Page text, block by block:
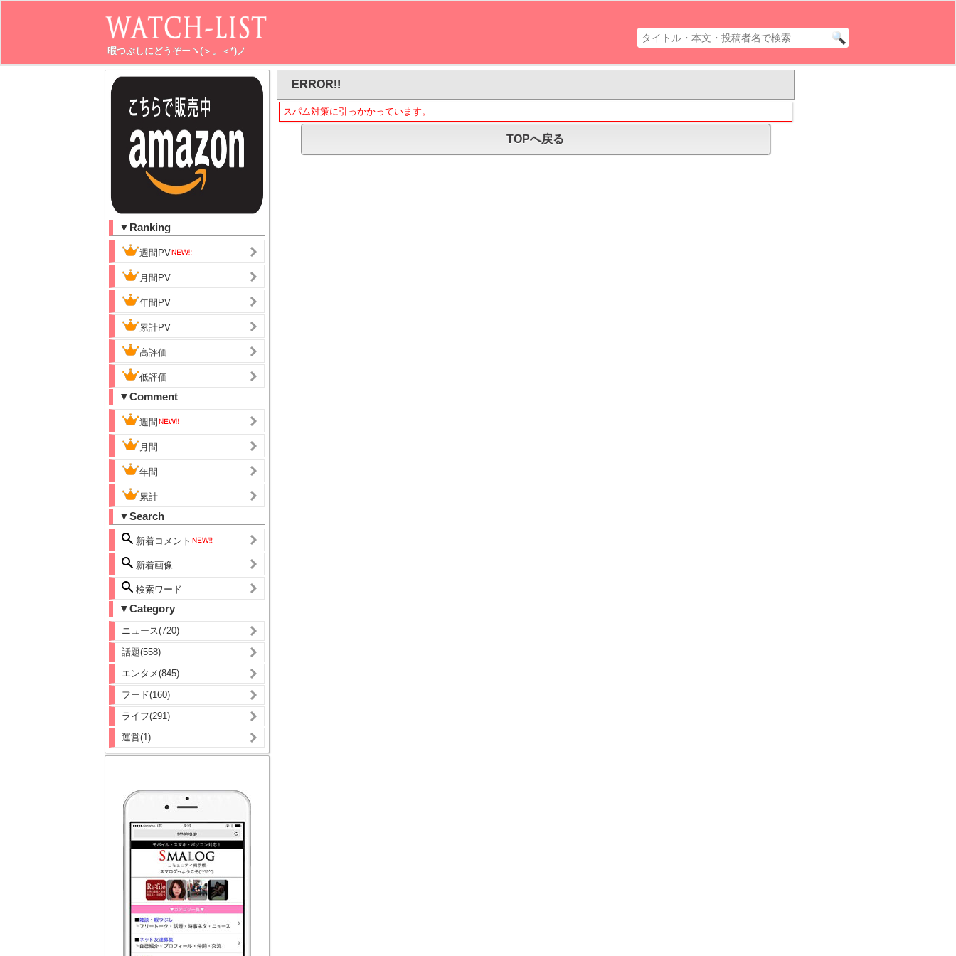
暇つぶしにどうぞーヽ(＞。＜*)ノ
▼Ranking
週間PV
月間PV
年間PV
累計PV
高評価
低評価
▼Comment
週間
月間
年間
累計
▼Search
新着コメント
新着画像
検索ワード
▼Category
ニュース(720)
話題(558)
エンタメ(845)
フード(160)
ライフ(291)
運営(1)
ERROR!!
スパム対策に引っかかっています。
TOPへ戻る